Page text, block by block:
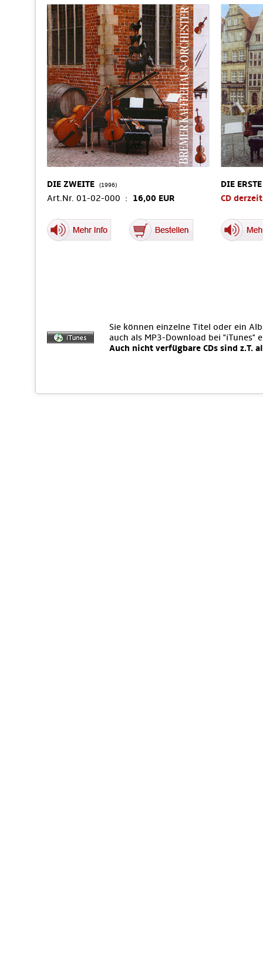
DIE ZWEITE (1996)
Art.Nr. 01-02-000 : 16,00 EUR
DIE ERSTE
CD
Sie können einzelne Titel oder ein
auch als MP3-Download bei "iTunes"
Auch nicht verfügbare CDs sind z.T.